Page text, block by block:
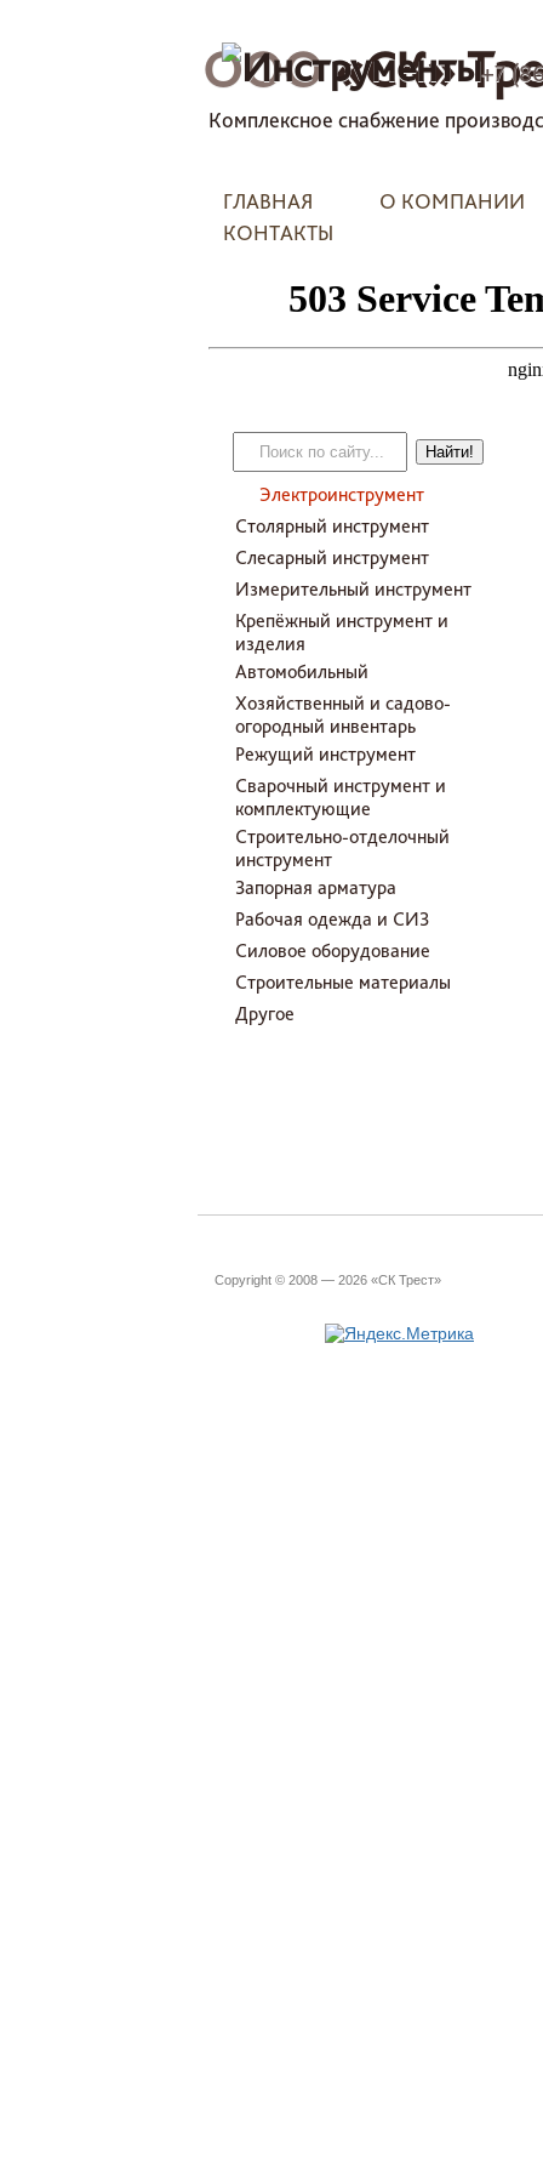
ООО«СК»
Комплексное снабжение
+7
ГЛАВНАЯ
О КОМПАНИИ
КОНТАКТЫ
Электроинструмент
Столярный инструмент
Слесарный инструмент
Измерительный инструмент
Крепёжный инструмент и
изделия
Автомобильный
Хозяйственный и садово-
огородный инвентарь
Режущий инструмент
Сварочный инструмент и
комплектующие
Строительно-отделочный
инструмент
Запорная арматура
Рабочая одежда и СИЗ
Силовое оборудование
Строительные материалы
Другое
Copyright © 2008 — 2026 «СК Трест»